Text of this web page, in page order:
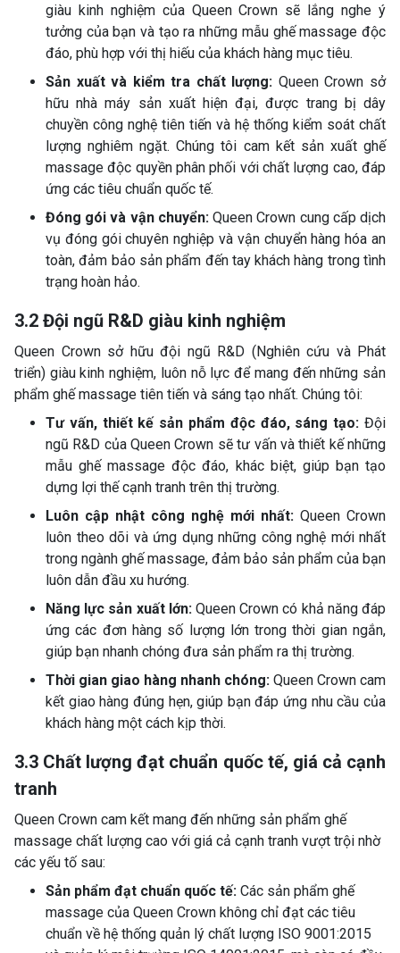
giàu kinh nghiệm của Queen Crown sẽ lắng nghe ý
tưởng của bạn và tạo ra những mẫu ghế massage độc
đáo, phù hợp với thị hiếu của khách hàng mục tiêu.
Sản xuất và kiểm tra chất lượng: Queen Crown sở
hữu nhà máy sản xuất hiện đại, được trang bị dây
chuyền công nghệ tiên tiến và hệ thống kiểm soát chất
lượng nghiêm ngặt. Chúng tôi cam kết sản xuất ghế
massage độc quyền phân phối với chất lượng cao, đáp
ứng các tiêu chuẩn quốc tế.
Đóng gói và vận chuyển:Queen Crown cung cấp dịch
vụ đóng gói chuyên nghiệp và vận chuyển hàng hóa an
toàn, đảm bảo sản phẩm đến tay khách hàng trong tình
trạng hoàn hảo.
3.2 Đội ngũ R&D giàu kinh nghiệm
Queen Crown sở hữu đội ngũ R&D (Nghiên cứu và Phát
triển) giàu kinh nghiệm, luôn nỗ lực để mang đến những sản
phẩm ghế massage tiên tiến và sáng tạo nhất. Chúng tôi:
Tư vấn, thiết kế sản phẩm độc đáo, sáng tạo: Đội
ngũ R&D của Queen Crown sẽ tư vấn và thiết kế những
mẫu ghế massage độc đáo, khác biệt, giúp bạn tạo
dựng lợi thế cạnh tranh trên thị trường.
Luôn cập nhật công nghệ mới nhất: Queen Crown
luôn theo dõi và ứng dụng những công nghệ mới nhất
trong ngành ghế massage, đảm bảo sản phẩm của bạn
luôn dẫn đầu xu hướng.
Năng lực sản xuất lớn: Queen Crown có khả năng đáp
ứng các đơn hàng số lượng lớn trong thời gian ngắn,
giúp bạn nhanh chóng đưa sản phẩm ra thị trường.
Thời gian giao hàng nhanh chóng: Queen Crown cam
kết giao hàng đúng hẹn, giúp bạn đáp ứng nhu cầu của
khách hàng một cách kịp thời.
3.3 Chất lượng đạt chuẩn quốc tế, giá cả cạnh
tranh
Queen Crown cam kết mang đến những sản phẩm ghế
massage chất lượng cao với giá cả cạnh tranh vượt trội nhờ
các yếu tố sau:
Sản phẩm đạt chuẩn quốc tế: Các sản phẩm ghế
massage của Queen Crown không chỉ đạt các tiêu
chuẩn về hệ thống quản lý chất lượng ISO 9001:2015